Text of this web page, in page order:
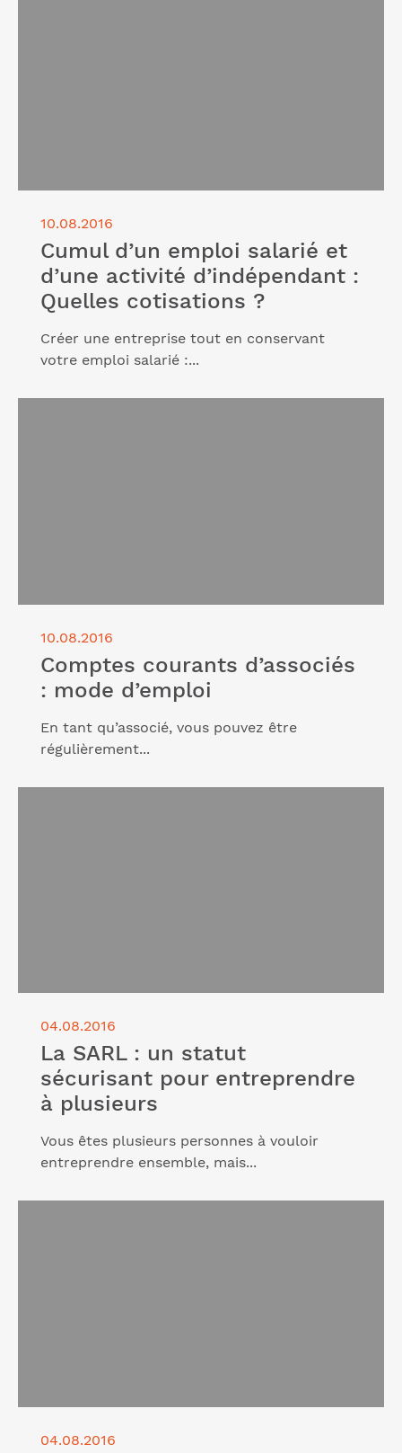
10.08.2016
Cumul d’un emploi salarié et
d’une activité d’indépendant :
Quelles cotisations ?
Créer une entreprise tout en conservant
votre emploi salarié :...
10.08.2016
Comptes courants d’associés
: mode d’emploi
En tant qu’associé, vous pouvez être
régulièrement...
04.08.2016
La SARL : un statut
sécurisant pour entreprendre
à plusieurs
Vous êtes plusieurs personnes à vouloir
entreprendre ensemble, mais...
04.08.2016